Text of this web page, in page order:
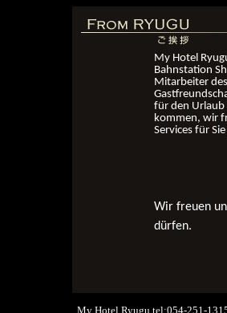
My Hotel
Bahnstation
Mitarbeiter
für den Urlaub
kommen, wir
Services für
Wir freuen
dürfen.
My Hotel Ryugu tel:054-251-